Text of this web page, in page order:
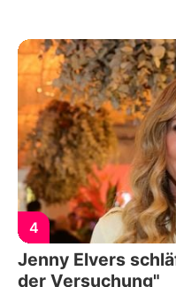
4
Jenny Elvers
der Versuchung"